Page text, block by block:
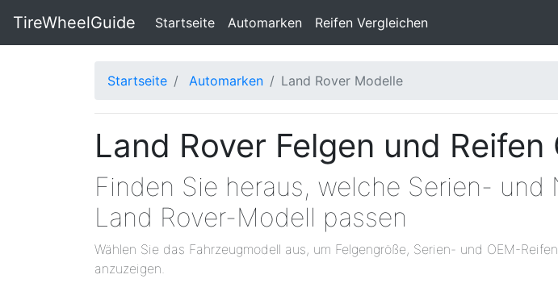
TireWheelGuide Startseite(current)
Automarken Reifen Vergleichen
Startseite Automarken Land Rover Modelle
Land Rover Felgen und Reifen
Finden Sie heraus, welche Serien-
Land Rover-Modell passen
Wählen Sie das Fahrzeugmodell aus, um Felgengröße, Serien- und OEM-
anzuzeigen.